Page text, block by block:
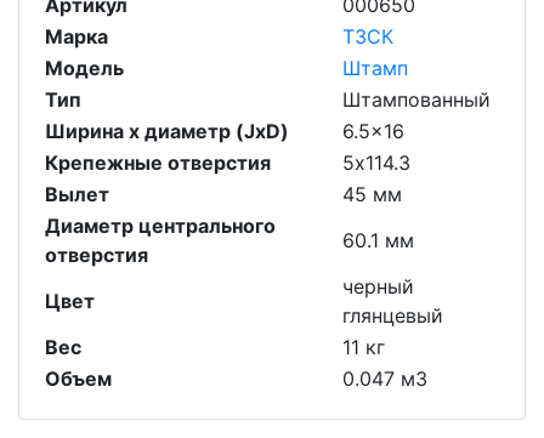
Артикул
000650
Марка
ТЗСК
Модель
Штамп
Тип
Штампованный
Ширина х диаметр (JxD)
6.5x16
Крепежные отверстия
5х114.3
Вылет
45 мм
Диаметр центрального
отверстия
60.1 мм
Цвет
черный
глянцевый
Вес
11 кг
Объем
0.047 м3